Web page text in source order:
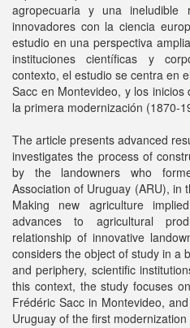
agropecuaria y una ineludible
innovadores con la ciencia
estudio en una perspectiva
instituciones científicas y
contexto, el estudio se centra en
Sacc en Montevideo, y los
la primera modernización (1870-
The article presents advanced
investigates the process of
by the landowners who
Association of Uruguay (ARU), in
Making new agriculture
advances to agricultural
relationship of innovative
considers the object of study in a
and periphery, scientific
this context, the study focuses
Frédéric Sacc in Montevideo,
Uruguay of the first